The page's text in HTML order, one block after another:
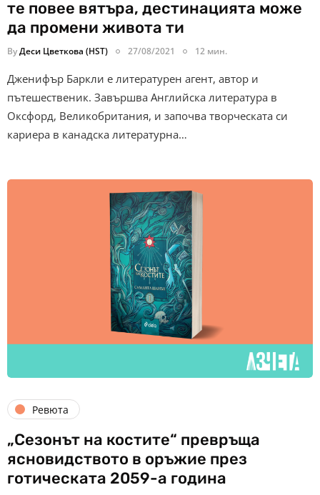
те повее вятъра, дестинацията може
да промени живота ти
ByДеси Цветкова (HST) 27/08/2021 12 мин.
Дженифър Баркли е литературен агент, автор и
пътешественик. Завършва Английска литература в
Оксфорд, Великобритания, и започва творческата си
кариера в канадска литературна…
Ревюта
„Сезонът на костите“ превръща
ясновидството в оръжие през
готическата 2059-а година